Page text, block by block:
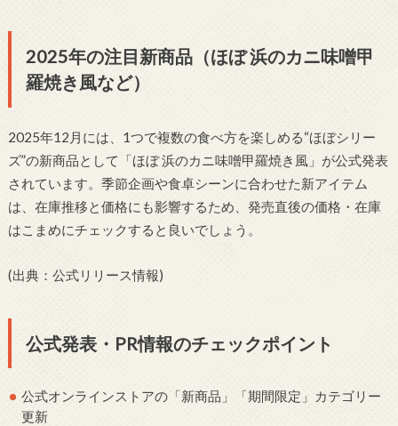
2025年の注目新商品（ほぼ 浜のカニ味噌甲
羅焼き風など）
2025年12月には、1つで複数の食べ方を楽しめる“ほぼシリー
ズ”の新商品として「ほぼ 浜のカニ味噌甲羅焼き風」が公式発表
されています。季節企画や食卓シーンに合わせた新アイテム
は、在庫推移と価格にも影響するため、発売直後の価格・在庫
はこまめにチェックすると良いでしょう。
(出典：公式リリース情報)
公式発表・PR情報のチェックポイント
公式オンラインストアの「新商品」「期間限定」カテゴリー
更新